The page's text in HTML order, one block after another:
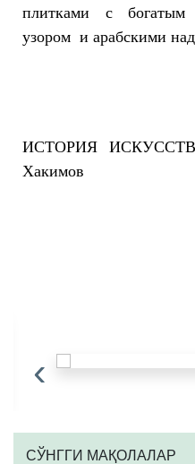
плитками с богатым
узором и арабскими
ИСТОРИЯ
Хакимов
‹
CЎНГГИ МАҚОЛАЛАР